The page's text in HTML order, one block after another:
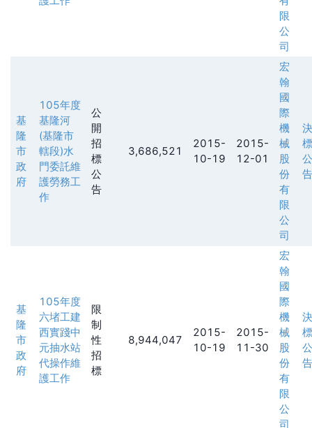
限
公
司
基
隆
市
政
府
105年度
基隆河
(基隆市
轄段)水
門委託維
護勞務工
作
公
開
招
標
公
告
3,686,521
2015-
10-19
2015-
12-01
宏
翰
國
際
機
械
股
份
有
限
公
司
決
標
公
告
基
隆
市
政
府
105年度
六堵工建
西實踐中
元抽水站
代操作維
護工作
限
制
性
招
標
8,944,047
2015-
10-19
2015-
11-30
宏
翰
國
際
機
械
股
份
有
限
公
司
決
標
公
告